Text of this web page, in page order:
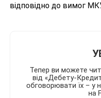
відповідно до вимог
Тепер ви можете
від «Дебету-
обговорювати їх – у
на